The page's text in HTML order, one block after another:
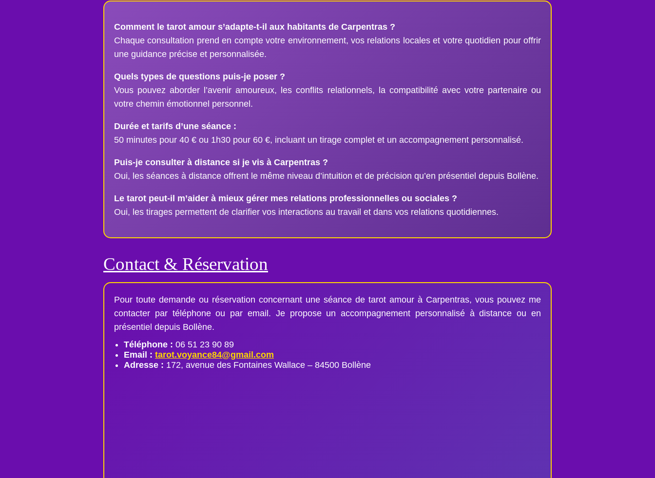
Comment le tarot amour s’adapte-t-il aux habitants de Carpentras ?
Chaque consultation prend en compte votre environnement, vos relations locales et votre quotidien pour offrir
une guidance précise et personnalisée.
Quels types de questions puis-je poser ?
Vous pouvez aborder l’avenir amoureux, les conflits relationnels, la compatibilité avec votre partenaire ou
votre chemin émotionnel personnel.
Durée et tarifs d’une séance :
50 minutes pour 40 € ou 1h30 pour 60 €, incluant un tirage complet et un accompagnement personnalisé.
Puis-je consulter à distance si je vis à Carpentras ?
Oui, les séances à distance offrent le même niveau d’intuition et de précision qu’en présentiel depuis Bollène.
Le tarot peut-il m’aider à mieux gérer mes relations professionnelles ou sociales ?
Oui, les tirages permettent de clarifier vos interactions au travail et dans vos relations quotidiennes.
Contact & Réservation
Pour toute demande ou réservation concernant une séance de tarot amour à Carpentras, vous pouvez me
contacter par téléphone ou par email. Je propose un accompagnement personnalisé à distance ou en
présentiel depuis Bollène.
Téléphone : 06 51 23 90 89
Email : tarot.voyance84@gmail.com
Adresse : 172, avenue des Fontaines Wallace – 84500 Bollène